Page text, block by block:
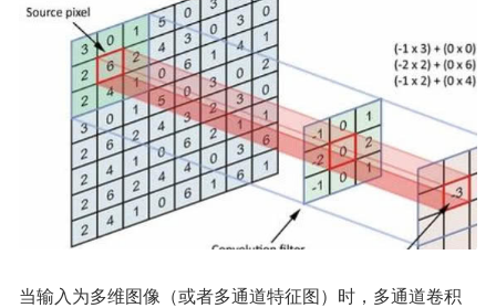
当输入为多维图像（或者多通道特征图）时，多通道卷积